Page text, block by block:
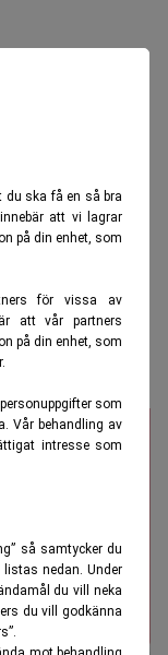
du ska få en så bra
att vi lagrar
på din enhet, som
för vissa av
att vår partners
på din enhet, som
som
Vår behandling av
intresse som
så samtycker du
nedan. Under
du vill neka
du vill godkänna